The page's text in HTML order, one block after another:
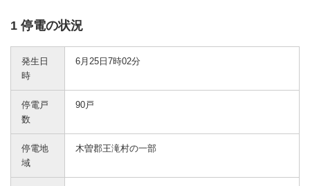
1 停電の状況
発生日
時
6月25日7時02分
停電戸
数
90戸
停電地
域
木曽郡王滝村の一部